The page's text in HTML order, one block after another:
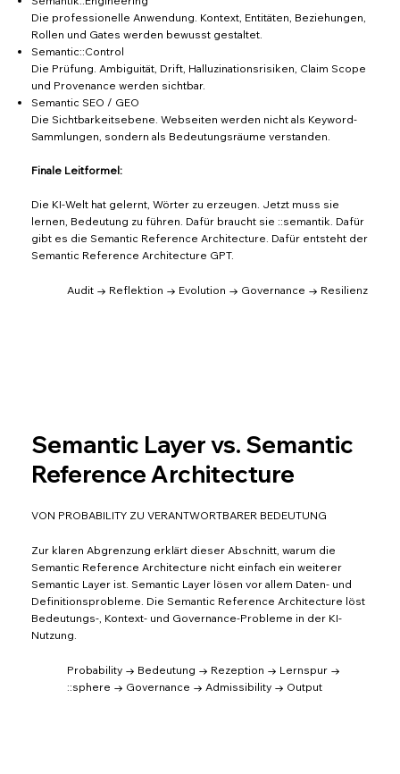
Die professionelle Anwendung. Kontext, Entitäten, Beziehungen,
Rollen und Gates werden bewusst gestaltet.
Semantic::Control
Die Prüfung. Ambiguität, Drift, Halluzinationsrisiken, Claim Scope
und Provenance werden sichtbar.
Semantic SEO / GEO
Die Sichtbarkeitsebene. Webseiten werden nicht als Keyword-
Sammlungen, sondern als Bedeutungsräume verstanden.
Finale Leitformel:
Die KI-Welt hat gelernt, Wörter zu erzeugen. Jetzt muss sie
lernen, Bedeutung zu führen. Dafür braucht sie ::semantik. Dafür
gibt es die Semantic Reference Architecture. Dafür entsteht der
Semantic Reference Architecture GPT.
Audit → Reflektion → Evolution → Governance → Resilienz
Semantic Layer vs. Semantic
Reference Architecture
VON PROBABILITY ZU VERANTWORTBARER BEDEUTUNG
Zur klaren Abgrenzung erklärt dieser Abschnitt, warum die
Semantic Reference Architecture nicht einfach ein weiterer
Semantic Layer ist. Semantic Layer lösen vor allem Daten- und
Definitionsprobleme. Die Semantic Reference Architecture löst
Bedeutungs-, Kontext- und Governance-Probleme in der KI-
Nutzung.
Probability → Bedeutung → Rezeption → Lernspur →
::sphere → Governance → Admissibility → Output